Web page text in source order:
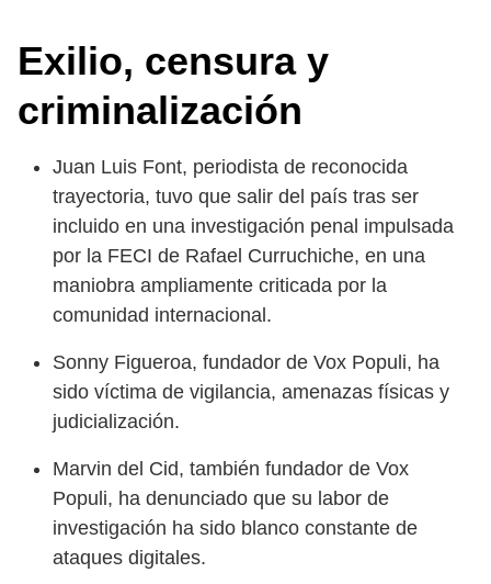
Exilio, censura y
criminalización
Juan Luis Font, periodista de reconocida
trayectoria, tuvo que salir del país tras ser
incluido en una investigación penal impulsada
por la FECI de Rafael Curruchiche, en una
maniobra ampliamente criticada por la
comunidad internacional.
Sonny Figueroa, fundador de Vox Populi, ha
sido víctima de vigilancia, amenazas físicas y
judicialización.
Marvin del Cid, también fundador de Vox
Populi, ha denunciado que su labor de
investigación ha sido blanco constante de
ataques digitales.